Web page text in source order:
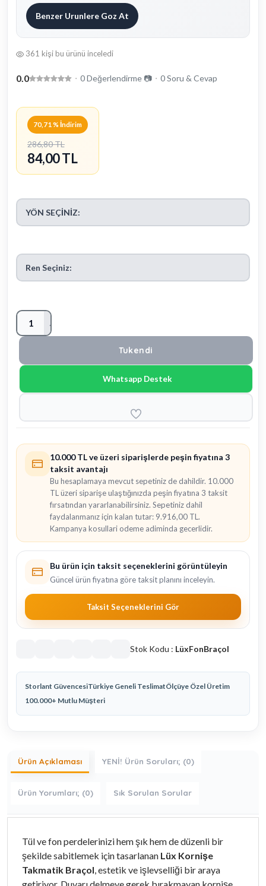
Benzer Urunlere Goz At
361 kişi bu ürünü inceledi
0.0 ・ 0 Değerlendirme 📷 ・ 0 Soru & Cevap
70,71 % İndirim
286,80 TL
84,00 TL
YÖN SEÇİNİZ:
Ren Seçiniz:
1
Tukendi
Whatsapp Destek
10.000 TL ve üzeri siparişlerde peşin fiyatına 3
taksit avantajı
Bu hesaplamaya mevcut sepetiniz de dahildir. 10.000
TL üzeri siparişe ulaştığınızda peşin fiyatına 3 taksit
fırsatından yararlanabilirsiniz. Sepetiniz dahil
faydalanmanız için kalan tutar: 9.916,00 TL.
Kampanya kosullari odeme adiminda gecerlidir.
Bu ürün için taksit seçeneklerini görüntüleyin
Güncel ürün fiyatına göre taksit planını inceleyin.
Taksit Seçeneklerini Gör
Stok Kodu : LüxFonBraçol
Storlant GüvencesiTürkiye Geneli TeslimatÖlçüye Özel Üretim
100.000+ Mutlu Müşteri
Ürün Açıklaması YENİ! Ürün Soruları; (0)
Ürün Yorumları; (0) Sık Sorulan Sorular
Tül ve fon perdelerinizi hem şık hem de düzenli bir
şekilde sabitlemek için tasarlanan Lüx Kornişe
Takmatik Braçol, estetik ve işlevselliği bir araya